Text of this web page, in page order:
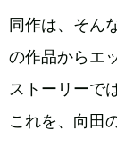
同作は、そん
の作品からエ
ストーリーで
これを、向田